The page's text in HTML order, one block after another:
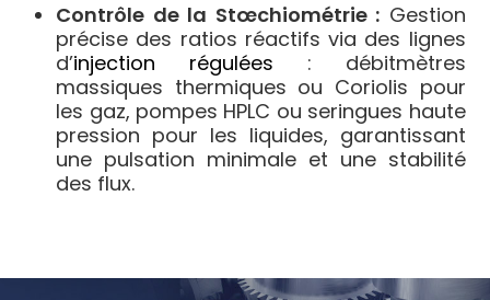
Contrôle de la Stœchiométrie : Gestion
précise des ratios réactifs via des lignes
d’injection régulées : débitmètres
massiques thermiques ou Coriolis pour
les gaz, pompes HPLC ou seringues haute
pression pour les liquides, garantissant
une pulsation minimale et une stabilité
des flux.